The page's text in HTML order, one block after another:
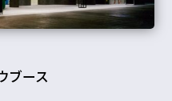
ブース